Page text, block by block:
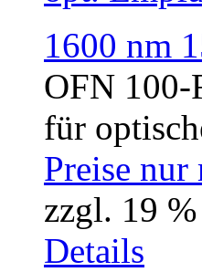
OFN 100-
für
Preise
zzgl. 19
Details